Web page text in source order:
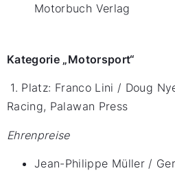
Motorbuch Verlag
Kategorie „Motorsport“
1. Platz: Franco Lini / Doug
Racing, Palawan Press
Ehrenpreise
Jean-Philippe Müller /